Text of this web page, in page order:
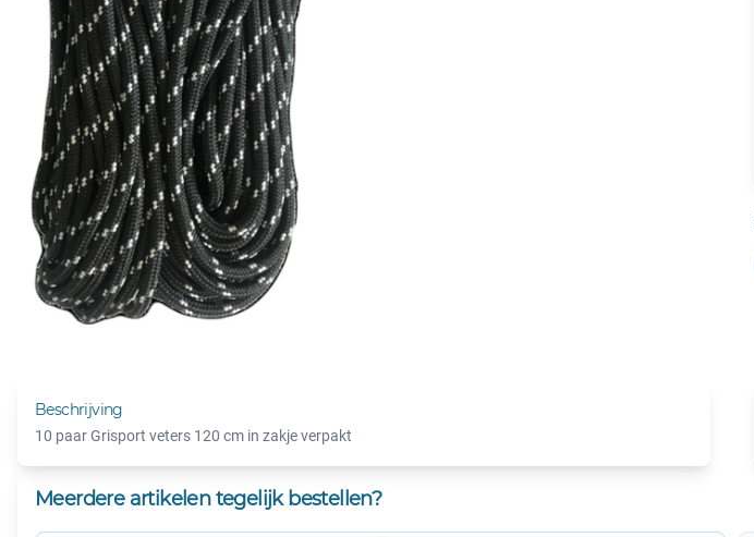
Beschrijving
10 paar Grisport veters 120 cm in zakje verpakt
Meerdere artikelen tegelijk bestellen?